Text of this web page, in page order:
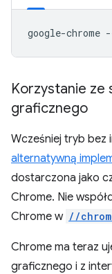
google-chrome
Korzystanie
graficznego
Wcześniej tryb bez
alternatywną
dostarczona jako
Chrome. Nie
Chrome w //
Chrome ma teraz
graficznego i z